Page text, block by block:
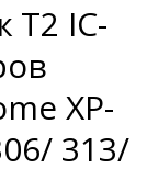
IC-
XP-
313/